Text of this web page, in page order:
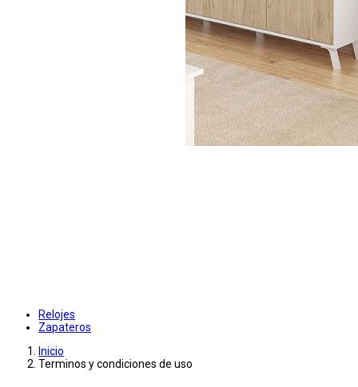
Relojes
Zapateros
Inicio
Terminos y condiciones de uso